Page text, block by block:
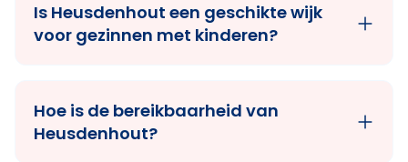
Is Heusdenhout een geschikte wijk
voor gezinnen met kinderen?
Hoe is de bereikbaarheid van
Heusdenhout?